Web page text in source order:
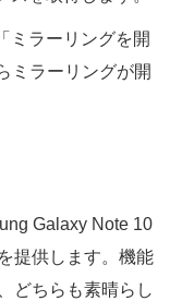
ミラーリングを開
ミラーリングが開
Galaxy Note 10
提供します。機能
どちらも素晴らし